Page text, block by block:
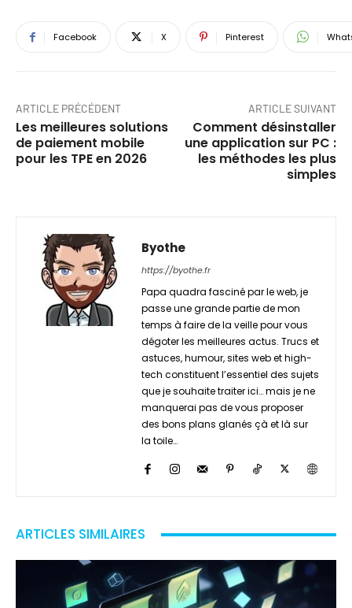
Facebook X Pinterest
ARTICLE PRÉCÉDENT
Les meilleures solutions
de paiement mobile
pour les TPE en 2026
ARTICLE SUIVANT
Comment désinstaller
une application sur PC :
les méthodes les plus
simples
Byothe
https://byothe.fr
Papa quadra fasciné par le web, je
passe une grande partie de mon
temps à faire de la veille pour vous
dégoter les meilleures actus. Trucs et
astuces, humour, sites web et high-
tech constituent l’essentiel des sujets
que je souhaite traiter ici… mais je ne
manquerai pas de vous proposer
des bons plans glanés çà et là sur
la toile…
ARTICLES SIMILAIRES